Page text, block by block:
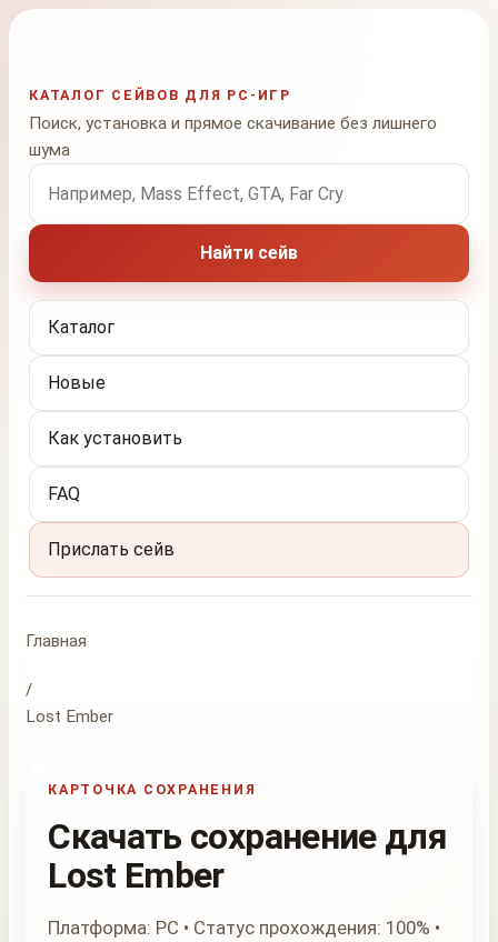
КАТАЛОГ СЕЙВОВ ДЛЯ PC-ИГР
Поиск, установка и прямое скачивание без лишнего
шума
Поиск по названию игры
Найти сейв
Каталог
Новые
Как установить
FAQ
Прислать сейв
Главная
/
Lost Ember
КАРТОЧКА СОХРАНЕНИЯ
Скачать сохранение для
Lost Ember
Платформа: PC • Статус прохождения: 100% •